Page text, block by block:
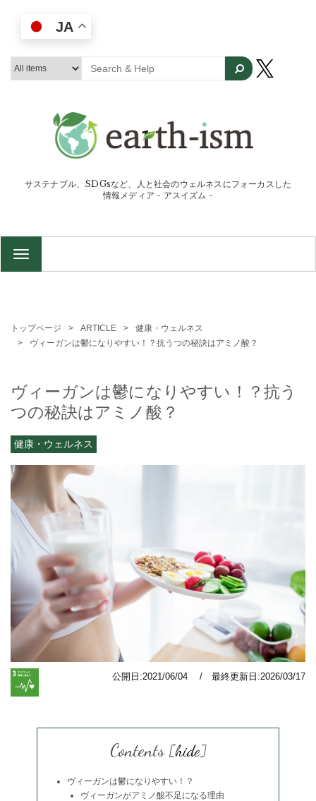
サステナブル、SDGsなど、人と社会のウェルネスにフォーカスした
情報メディア - アスイズム -
TOGGLE
トップページ ARTICLE
健康・ウェルネス
ヴィーガンは鬱になりやすい！？抗うつの秘訣はアミノ酸？
ヴィーガンは鬱になりやすい！？抗う
つの秘訣はアミノ酸？
健康・ウェルネス
公開日:2021/06/04 / 最終更新日:2026/03/17
Contents [hide]
ヴィーガンは鬱になりやすい！？
ヴィーガンがアミノ酸不足になる理由
JA